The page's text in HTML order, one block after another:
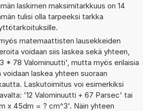
laskimen maksimitarkkuus on 14
tulisi olla tarpeeksi tarkka
matemaattisten lausekkeiden
voidaan siis laskea sekä yhteen,
* 78 Valominuutti', mutta myös erilaisia
laskea yhteen suoraan
Laskutoimitus voi esimerkiksi
'12 Valominuutti + 67 Parsec' tai
x 45dm = ? cm^3'. Näin yhteen